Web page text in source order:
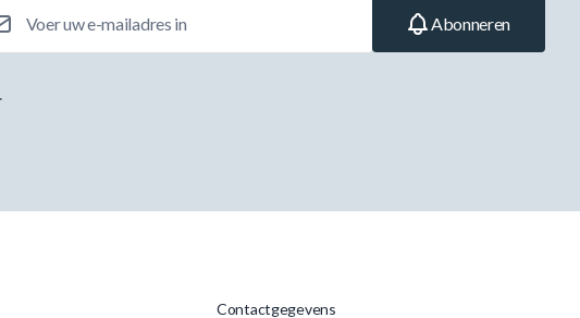
Abonneren
Contactgegevens